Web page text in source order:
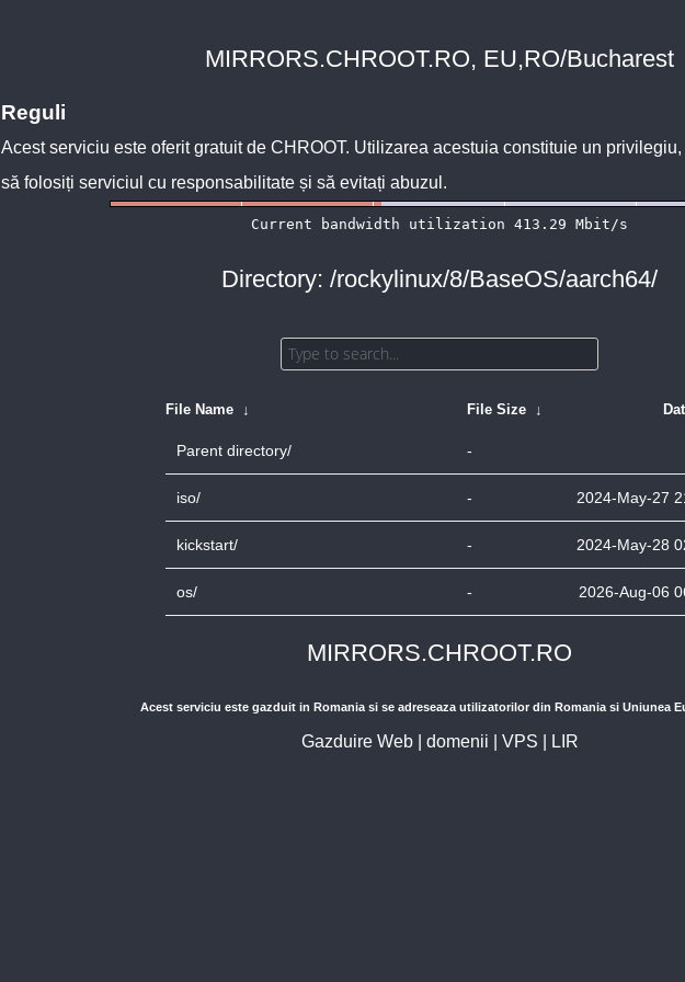
MIRRORS.CHROOT.RO, EU,RO/Bucharest
Reguli
Acest serviciu este oferit gratuit de CHROOT. Utilizarea acestuia constituie un
să folosiți serviciul cu responsabilitate și să evitați abuzul.
Directory: /rockylinux/8/BaseOS/aarch64/
File Name ↓ File Size ↓
Parent directory/ -
iso/ - 2024-May-27
kickstart/ - 2024-May-28
os/ - 2026-Aug-06
MIRRORS.CHROOT.RO
Acest serviciu este gazduit in Romania si se adreseaza utilizatorilor din Romania si Uniunea
Gazduire Web| domenii VPS LIR